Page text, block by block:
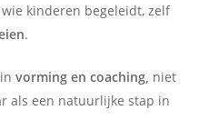
kinderen begeleidt, zelf
.
vorming en coaching, niet
als een natuurlijke stap in